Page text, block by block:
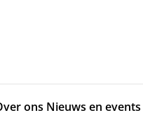
ons Nieuws en events